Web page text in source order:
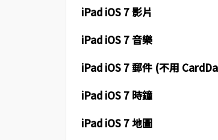
iPad iOS 7 影片
iPad iOS 7 音樂
iPad iOS 7 郵件 (不用
iPad iOS 7 時鐘
iPad iOS 7 地圖